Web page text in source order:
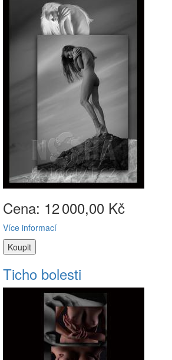
Cena: 12000,00 Kč
Více informací
Ticho bolesti